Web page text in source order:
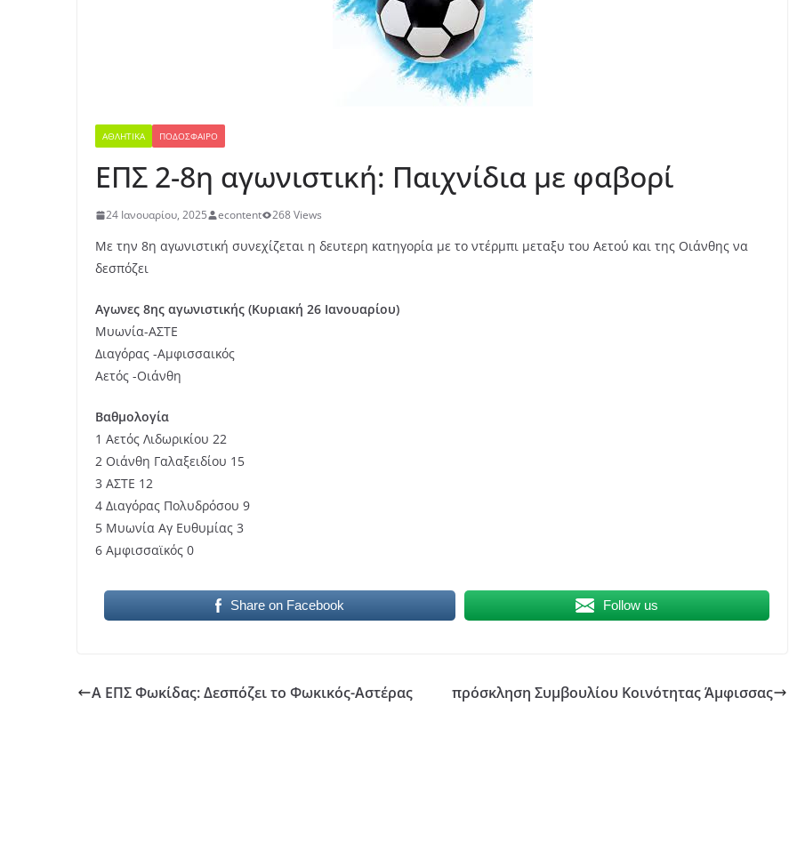
ΑΘΛΗΤΙΚΆ ΠΟΔΌΣΦΑΙΡΟ
ΕΠΣ 2-8η αγωνιστική: Παιχνίδια με φαβορί
24 Ιανουαρίου, 2025 econtent 268 Views
Με την 8η αγωνιστική συνεχίζεται η δευτερη κατηγορία με το ντέρμπι μεταξυ του Αετού και της Οιάνθης να
δεσπόζει
Αγωνες 8ης αγωνιστικής (Κυριακή 26 Ιανουαρίου)
Μυωνία-ΑΣΤΕ
Διαγόρας -Αμφισσαικός
Αετός -Οιάνθη
Βαθμολογία
1 Αετός Λιδωρικίου 22
2 Οιάνθη Γαλαξειδίου 15
3 ΑΣΤΕ 12
4 Διαγόρας Πολυδρόσου 9
5 Μυωνία Αγ Ευθυμίας 3
6 Αμφισσαϊκός 0
Share on Facebook Follow us
Α ΕΠΣ Φωκίδας: Δεσπόζει το Φωκικός-Αστέρας πρόσκληση Συμβουλίου Κοινότητας Άμφισσας